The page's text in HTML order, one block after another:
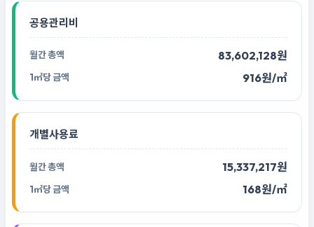
공용관리비
83,602,128원
916원/㎡
개별사용료
15,337,217원
168원/㎡